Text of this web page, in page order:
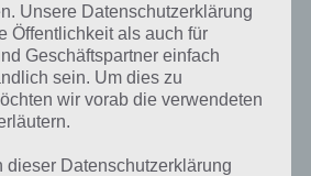
Unsere Datenschutzerklärung
Öffentlichkeit als auch für
Geschäftspartner einfach
sein. Um dies zu
wir vorab die verwendeten
dieser Datenschutzerklärung